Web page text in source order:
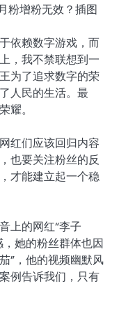
依赖数字游戏，而
，我不禁联想到一
为了追求数字的荣
人民的生活。最
耀。
红们应该回归内容
也要关注粉丝的反
才能建立起一个稳
上的网红“李子
她的粉丝群体也因
”，他的视频幽默风
例告诉我们，只有